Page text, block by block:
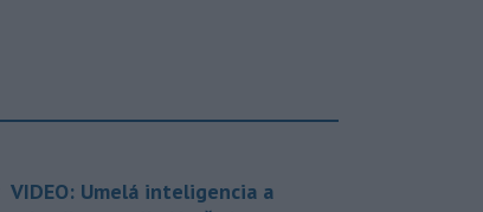
VIDEO: Umelá inteligencia a